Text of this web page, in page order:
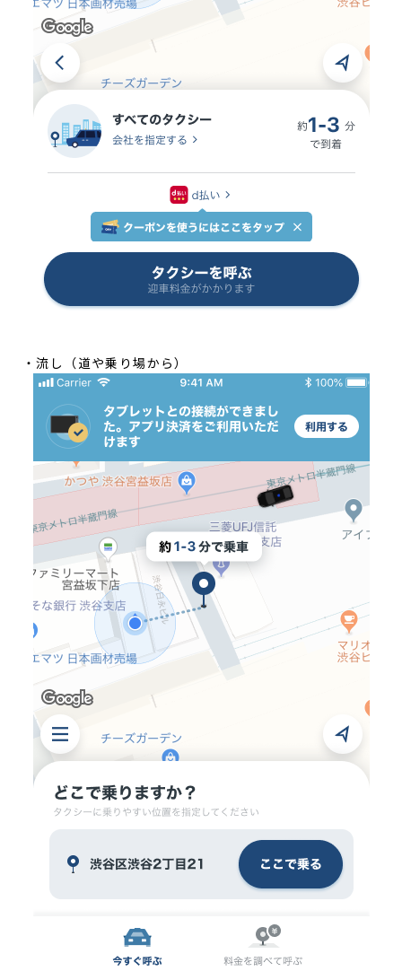
・流し（道や乗り場から）